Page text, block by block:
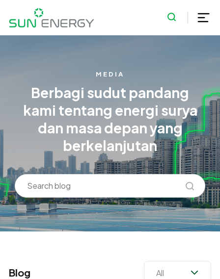
MEDIA
Berbagi sudut pandang
kami tentang energi surya
dan masa depan yang
berkelanjutan
Blog